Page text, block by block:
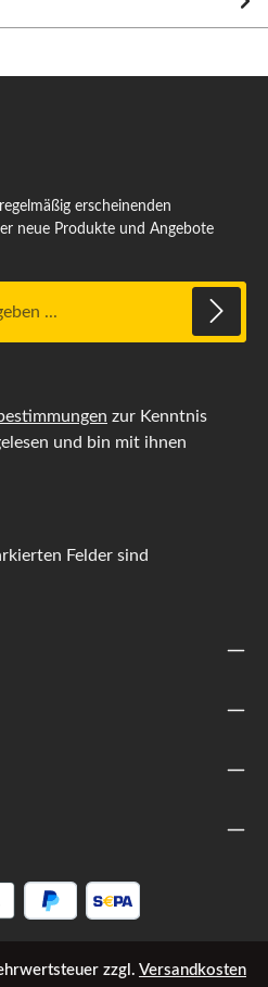
erscheinenden
neue Produkte und Angebote
zur Kenntnis
und bin mit ihnen
Felder sind
zzgl. Versandkosten